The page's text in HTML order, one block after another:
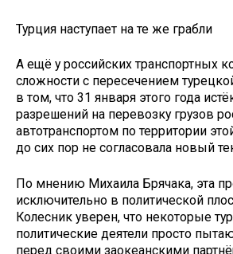
Турция наступает на те же грабли
А ещё у российских транспортных
сложности с пересечением
в том, что 31 января этого года
разрешений на перевозку грузов
автотранспортом по территории
до сих пор не согласовала новый
По мнению Михаила Брячака, эта
исключительно в политической
Колесник уверен, что некоторые
политические деятели просто
перед своими заокеанскими